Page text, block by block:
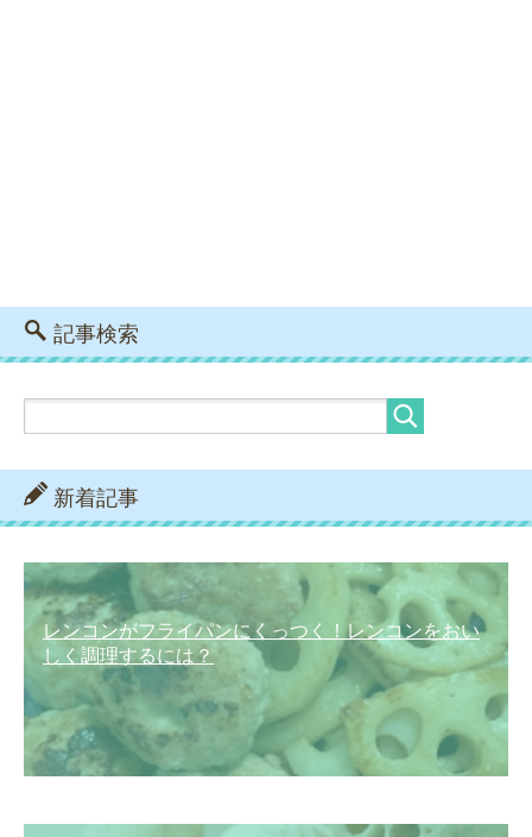
記事検索
新着記事
レンコンがフライパンにくっつく！レンコンをおい
しく調理するには？